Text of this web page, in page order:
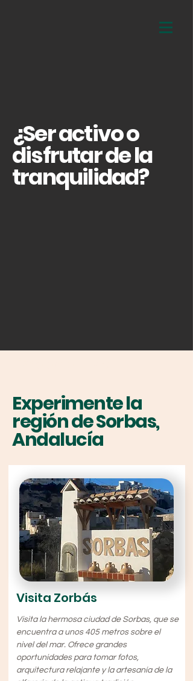
¿Ser activo o
disfrutar de la
tranquilidad?
Experimente la
región de Sorbas,
Andalucía
Visita Zorbás
Visita la hermosa ciudad de Sorbas, que se
encuentra a unos 405 metros sobre el
nivel del mar. Ofrece grandes
oportunidades para tomar fotos,
arquitectura relajante y la artesanía de la